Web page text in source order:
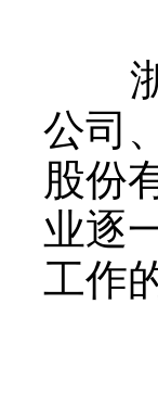
浙
公司
股份
业逐
工作